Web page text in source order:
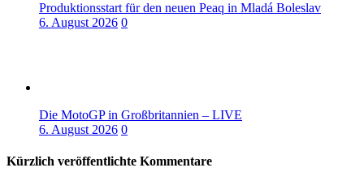
Produktionsstart für den neuen Peaq in Mladá Boleslav
6. August 2026 0
Die MotoGP in Großbritannien – LIVE
6. August 2026 0
Kürzlich veröffentlichte Kommentare